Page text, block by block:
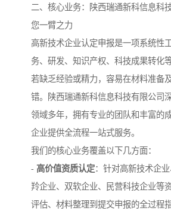
二、核心业务：陕西瑞通新科信息科
您一臂之力
高新技术企业认定申报是一项系统性
务、研发、知识产权、科技成果转化
若缺乏经验或精力，容易在材料准备
错。陕西瑞通新科信息科技有限公司
领域多年，拥有专业的团队和丰富的
企业提供全流程一站式服务。
我们的核心业务覆盖以下几方面：
- 高价值资质认定：针对高新技术企
羚企业、双软企业、民营科技企业等
评估、材料整理到提交申报的全过程